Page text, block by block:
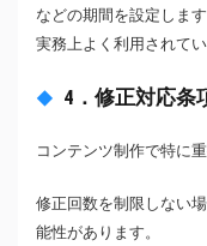
などの期間を設定しま
実務上よく利用されてい
4．修正対応条
コンテンツ制作で特に
修正回数を制限しない
能性があります。